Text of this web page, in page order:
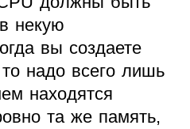
в некую
вы создаете
надо всего лишь
находятся
та же память,